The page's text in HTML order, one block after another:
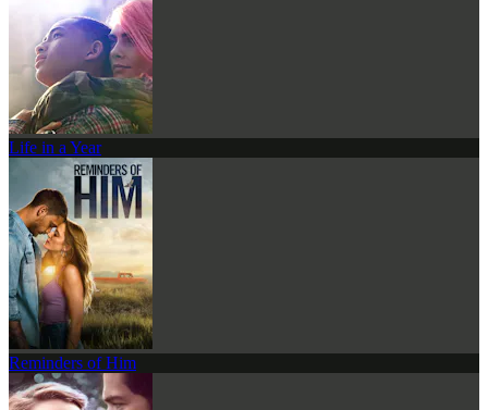
Life in a Year
Reminders of Him